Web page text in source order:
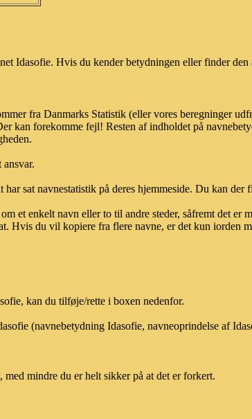
Idasofie. Hvis du kender betydningen eller finder
fra Danmarks Statistik (eller vores beregninger
kan forekomme fejl! Resten af indholdet på
sat navnestatistik på deres hjemmeside. Du kan der
et enkelt navn eller to til andre steder, såfremt det er
Hvis du vil kopiere fra flere navne, er det kun iorden
kan du tilføje/rette i boxen nedenfor.
(navnebetydning Idasofie, navneoprindelse af
med mindre du er helt sikker på at det er forkert.